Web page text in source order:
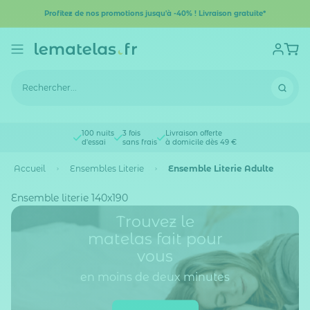
Profitez de nos promotions jusqu'à -40% ! Livraison gratuite*
100 nuits
d'essai
3 fois
sans frais
Livraison offerte
à domicile dès 49 €
Accueil Ensembles Literie Ensemble Literie Adulte
Ensemble literie 140x190
Trouvez le
matelas fait pour
vous
en moins de deux minutes